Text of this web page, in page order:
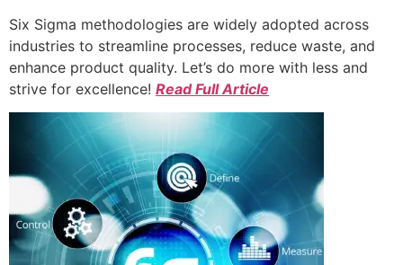
Six Sigma methodologies are widely adopted across
industries to streamline processes, reduce waste, and
enhance product quality. Let’s do more with less and
strive for excellence! Read Full Article